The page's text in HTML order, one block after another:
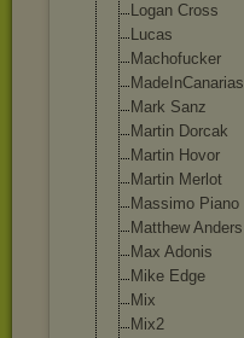
Logan Cross
Lucas
Machofucker
MadeInCanarias
Mark Sanz
Martin Dorcak
Martin Hovor
Martin Merlot
Massimo Piano
Matthew Anders
Max Adonis
Mike Edge
Mix
Mix2